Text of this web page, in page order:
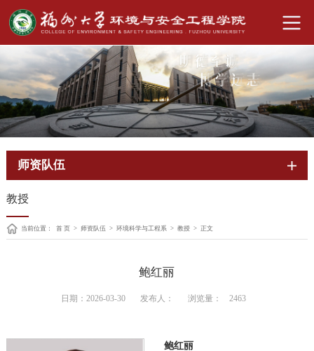
师资队伍
教授
当前位置： 首 页 > 师资队伍 > 环境科学与工程系 > 教授 > 正文
鲍红丽
日期：2026-03-30 发布人： 浏览量： 2463
鲍红丽